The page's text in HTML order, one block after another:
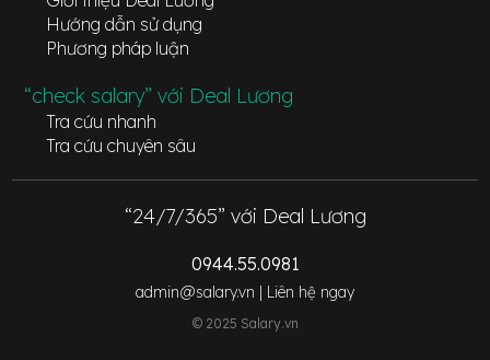
Hướng dẫn sử dụng
Phương pháp luận
“check salary” với Deal Lương
Tra cứu nhanh
Tra cứu chuyên sâu
“24/7/365” với Deal Lương
0944.55.0981
admin@salary.vn | Liên hệ ngay
© 2025 Salary.vn